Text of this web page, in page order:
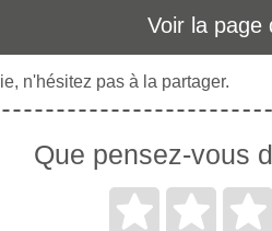
Voir la page
n'hésitez pas à la partager.
Que pensez-vous